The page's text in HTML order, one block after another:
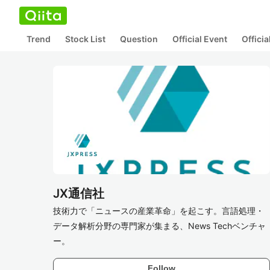
Trend Stock List Question Official Event
JX通信社
技術力で「ニュースの産業革命」を起こす。言語処理・
データ解析分野の専門家が集まる、News Techベンチャ
ー。
Follow